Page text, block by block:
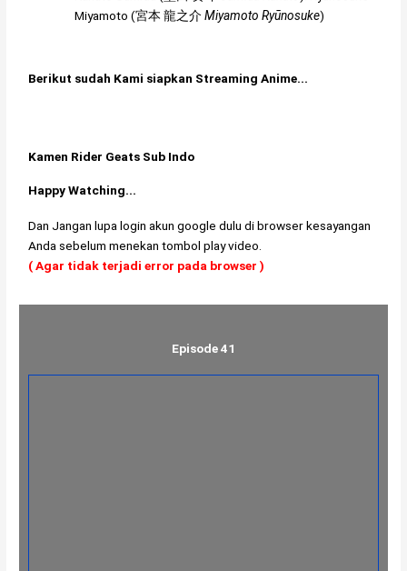
Miyamoto (宮本 龍之介Miyamoto Ryūnosuke)
Berikut sudah Kami siapkan Streaming Anime...
Kamen Rider Geats Sub Indo
Happy Watching...
Dan Jangan lupa login akun google dulu di browser kesayangan
Anda sebelum menekan tombol play video.
( Agar tidak terjadi error pada browser )
Episode 41